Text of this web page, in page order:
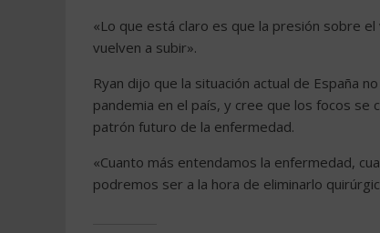
«Lo que está claro es que la presión sobre
vuelven a subir».
Ryan dijo que la situación actual de España
pandemia en el país, y cree que los focos se
patrón futuro de la enfermedad.
«Cuanto más entendamos la enfermedad,
podremos ser a la hora de eliminarlo